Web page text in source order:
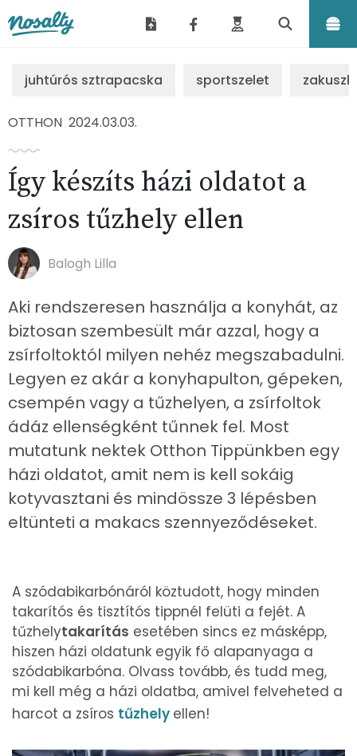
juhtúrós sztrapacska sportszelet
OTTHON 2024.03.03.
Így készíts házi oldatot a
zsíros tűzhely ellen
Balogh Lilla
Aki rendszeresen használja a konyhát, az
biztosan szembesült már azzal, hogy a
zsírfoltoktól milyen nehéz megszabadulni.
Legyen ez akár a konyhapulton, gépeken,
csempén vagy a tűzhelyen, a zsírfoltok
ádáz ellenségként tűnnek fel. Most
mutatunk nektek Otthon Tippünkben egy
házi oldatot, amit nem is kell sokáig
kotyvasztani és mindössze 3 lépésben
eltünteti a makacs szennyeződéseket.
A szódabikarbónáról köztudott, hogy minden
takarítós és tisztítós tippnél felüti a fejét. A
tűzhelytakarítás esetében sincs ez másképp,
hiszen házi oldatunk egyik fő alapanyaga a
szódabikarbóna. Olvass tovább, és tudd meg,
mi kell még a házi oldatba, amivel felveheted a
harcot a zsíros tűzhely ellen!